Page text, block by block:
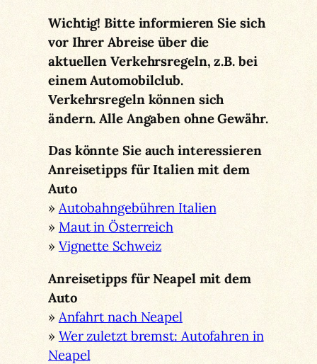
Wichtig! Bitte informieren Sie sich
vor Ihrer Abreise über die
aktuellen Verkehrsregeln, z.B. bei
einem Automobilclub.
Verkehrsregeln können sich
ändern. Alle Angaben ohne Gewähr.
Das könnte Sie auch interessieren
Anreisetipps für Italien mit dem
Auto
» Autobahngebühren Italien
» Maut in Österreich
» Vignette Schweiz
Anreisetipps für Neapel mit dem
Auto
» Anfahrt nach Neapel
» Wer zuletzt bremst: Autofahren in
Neapel